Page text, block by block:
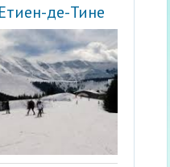
де-Тине